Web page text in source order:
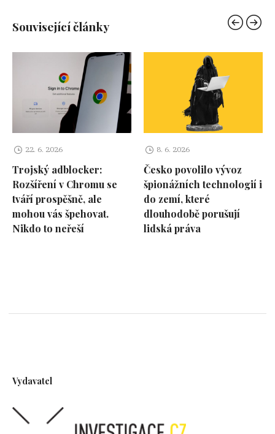
Související články
22. 6. 2026
Trojský adblocker:
Rozšíření v Chromu se
tváří prospěšně, ale
mohou vás špehovat.
Nikdo to neřeší
8. 6. 2026
Česko povolilo vývoz
špionážních technologií i
do zemí, které
dlouhodobě porušují
lidská práva
Vydavatel